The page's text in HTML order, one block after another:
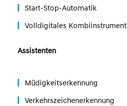
Start-Stop-Automatik
Volldigitales Kombiinstrument
Assistenten
Müdigkeitserkennung
Verkehrszeichenerkennung